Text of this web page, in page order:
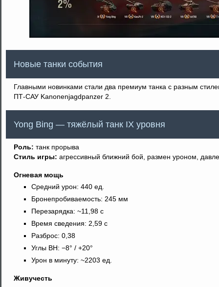
Новые танки события
Главными новинками стали два премиум танка с разным
ПТ-САУ Kanonenjagdpanzer 2.
Yong Bing — тяжёлый танк IX уровня
Роль: танк прорыва
Стиль игры: агрессивный ближний бой, размен уроном,
Огневая мощь
Средний урон: 440 ед.
Бронепробиваемость: 245 мм
Перезарядка: ~11,98 с
Время сведения: 2,59 с
Разброс: 0,38
Углы ВН: −8° / +20°
Урон в минуту: ~2203 ед.
Живучесть